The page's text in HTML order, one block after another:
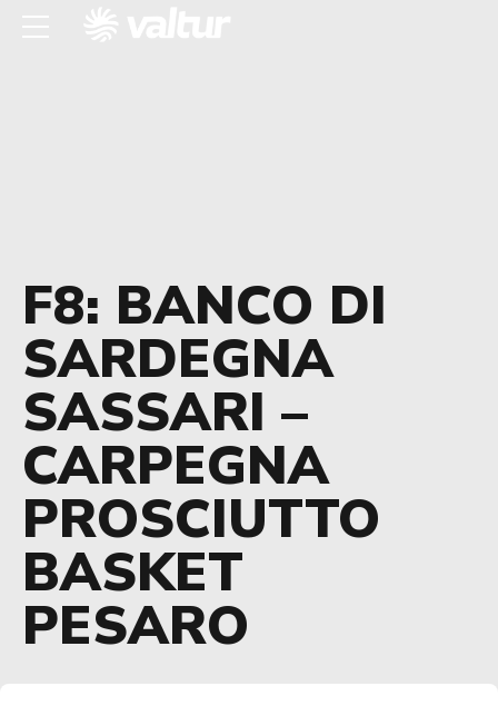
F8: BANCO DI
SARDEGNA
SASSARI –
CARPEGNA
PROSCIUTTO
BASKET
PESARO